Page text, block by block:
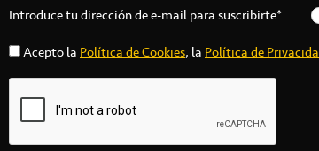
Introduce tu dirección de e-mail para suscribirte*
Acepto la Política de Cookies, la Política de